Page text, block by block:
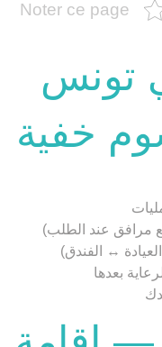
Noter ce page
تونس
خفية
مرافق عند الطلب)
↔ الفندق)
بعدها